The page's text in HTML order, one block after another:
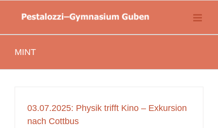
springen
springen
MINT
03.07.2025: Physik trifft Kino – Exkursion
nach Cottbus